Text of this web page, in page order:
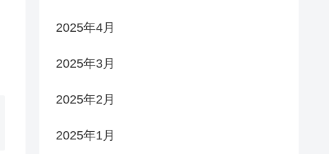
2025年4月
2025年3月
2025年2月
2025年1月